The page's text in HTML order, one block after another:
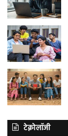
टेक्नोलॉजी